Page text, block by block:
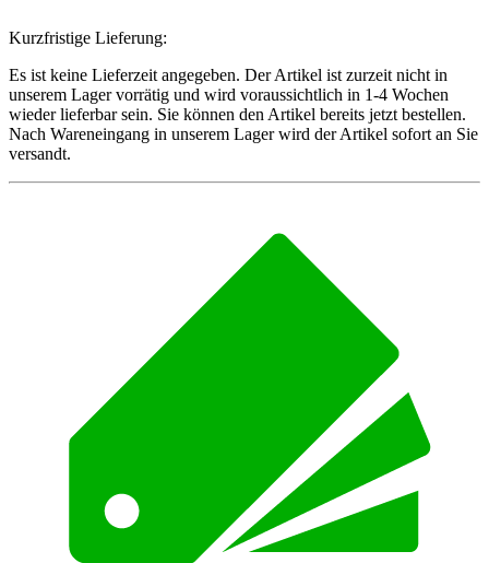
Kurzfristige Lieferung:
Es ist keine Lieferzeit angegeben. Der Artikel ist zurzeit nicht in
unserem Lager vorrätig und wird voraussichtlich in 1-4 Wochen
wieder lieferbar sein. Sie können den Artikel bereits jetzt bestellen.
Nach Wareneingang in unserem Lager wird der Artikel sofort an Sie
versandt.